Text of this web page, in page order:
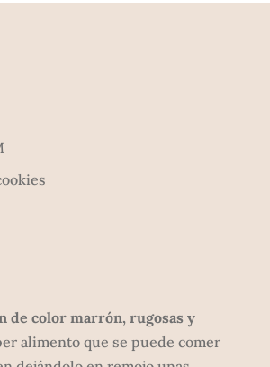
de color marrón, rugosas y
alimento que se puede comer